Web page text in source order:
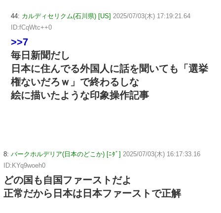
44: カルディセリクム(石川県) [US] 2025/07/03(木) 17:19:21.64
ID:fCqWtc++0
>>7
毎日新聞だし
日本に住んでる外国人に話を聞いても「選挙
権ないだろｗ」で終わるしな
絵に描いたような印象操作記事
8: バークホルデリア(日本のどこか) [ﾆﾀﾞ] 2025/07/03(木) 16:17:33.16
ID:KYq9woeh0
どの国も自国ファーストだよ
正常だから日本は日本ファーストで正解